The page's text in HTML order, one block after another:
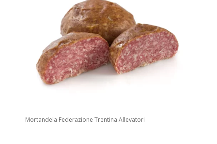
Mortandela Federazione Trentina Allevatori